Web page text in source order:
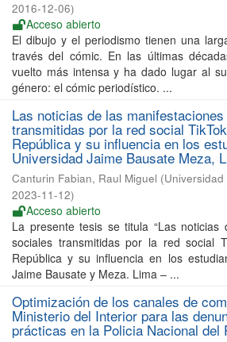
2016-12-06)
Acceso abierto
El dibujo y el periodismo tienen una
través del cómic. En las últimas
vuelto más intensa y ha dado lugar al
género: el cómic periodístico. ...
Las noticias de las
transmitidas por la red social
República y su influencia en los
Universidad Jaime Bausate Meza,
Canturin Fabian, Raul Miguel (
2023-11-12)
Acceso abierto
La presente tesis se titula “Las noticias
sociales transmitidas por la red social
República y su influencia en los
Jaime Bausate y Meza. Lima – ...
Optimización de los canales de
Ministerio del Interior para las
prácticas en la Policia Nacional del